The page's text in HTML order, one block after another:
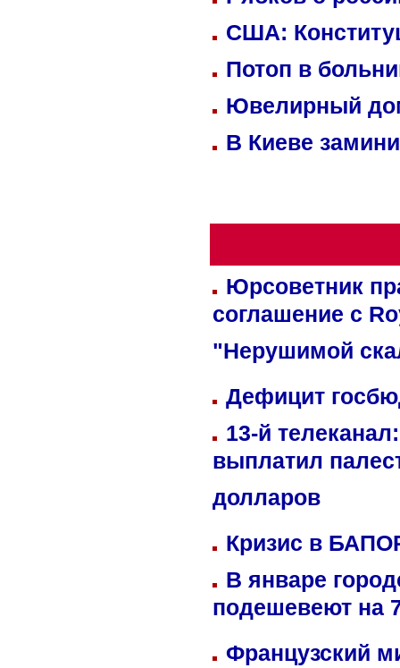
США:
Потоп в
Ювелирный
В Киеве
Юрсоветник
соглашение с
"Нерушимой
Дефицит
13-й
выплатил
долларов
Кризис в
В январе
подешевеют на
Французский